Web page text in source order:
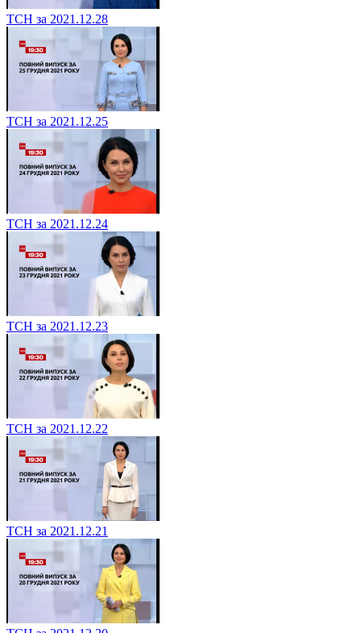
ТСН за 2021.12.28
ТСН за 2021.12.25
ТСН за 2021.12.24
ТСН за 2021.12.23
ТСН за 2021.12.22
ТСН за 2021.12.21